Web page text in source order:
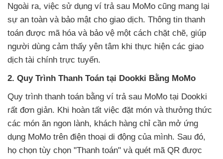
Ngoài ra, việc sử dụng ví trả sau MoMo cũng mang lại
sự an toàn và bảo mật cho giao dịch. Thông tin thanh
toán được mã hóa và bảo vệ một cách chặt chẽ, giúp
người dùng cảm thấy yên tâm khi thực hiện các giao
dịch tài chính trực tuyến.
2. Quy Trình Thanh Toán tại Dookki Bằng MoMo
Quy trình thanh toán bằng ví trả sau MoMo tại Dookki
rất đơn giản. Khi hoàn tất việc đặt món và thưởng thức
các món ăn ngon lành, khách hàng chỉ cần mở ứng
dụng MoMo trên điện thoại di động của mình. Sau đó,
họ chọn tùy chọn "Thanh toán" và quét mã QR được